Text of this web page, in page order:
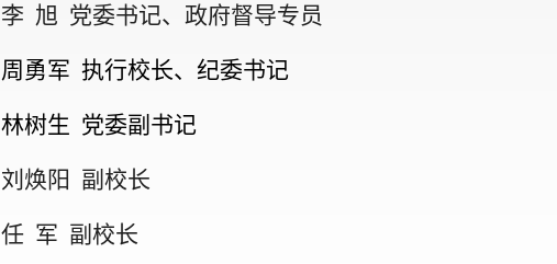
李 旭 党委书记、政府督导专员
周勇军 执行校长、纪委书记
林树生 党委副书记
刘焕阳 副校长
任 军 副校长